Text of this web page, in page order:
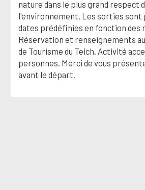
nature dans le plus grand respect
l'environnement. Les sorties sont
dates prédéfinies en fonction des
Réservation et renseignements
de Tourisme du Teich. Activité
personnes. Merci de vous
avant le départ.